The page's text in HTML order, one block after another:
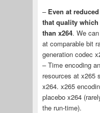
– Even at
that quality
than x264. We
at comparable bit
generation codec
– Time encoding
resources at x265
x264. x265
placebo x264
the run-time).